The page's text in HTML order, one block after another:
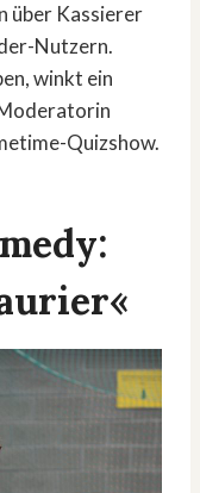
über Kassierer
Nutzern.
winkt ein
Quizshow.